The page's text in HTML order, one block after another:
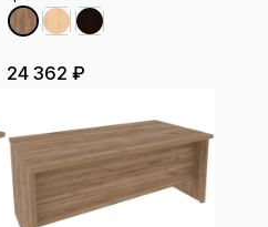
24 362 ₽